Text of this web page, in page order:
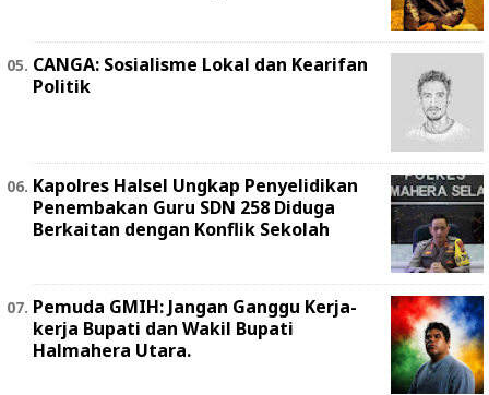
CANGA: Sosialisme Lokal dan Kearifan
Politik
Kapolres Halsel Ungkap Penyelidikan
Penembakan Guru SDN 258 Diduga
Berkaitan dengan Konflik Sekolah
Pemuda GMIH: Jangan Ganggu Kerja-
kerja Bupati dan Wakil Bupati
Halmahera Utara.